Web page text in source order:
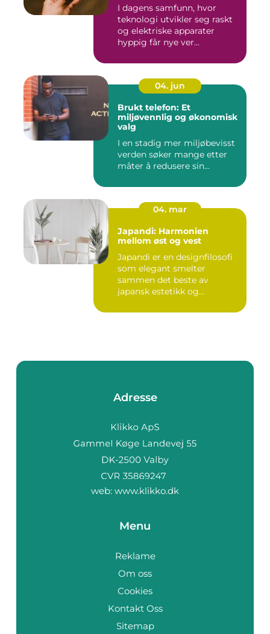
I dagens samfunn, hvor
teknologi utvikler seg raskt
og elektriske apparater
hyppig får nye ver...
04. jun
Brukt telefon: Et
miljøvennlig og økonomisk
valg
I en stadig mer miljøbevisst
verden søker mange etter
måter å redusere sin...
04. mar
Japandi: Harmonien
mellom øst og vest
Japandi er en designfilosofi
som elegant smelter
sammen det beste av
japansk estetikk og
Adresse
web: www.klikko.dk
Menu
Reklame
Om oss
Cookies
Kontakt Oss
Sitemap